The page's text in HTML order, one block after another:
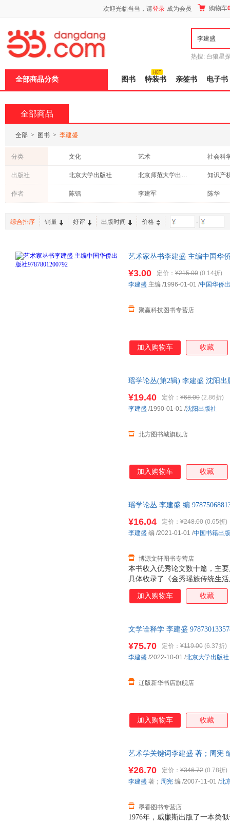
欢迎光临当当，请登录 成为会员 购物车
热搜: 白狼星
全部商品分类 图书 特装书 亲签书 电子书
全部商品
全部 > 图书 > 李建盛
分类 文化 艺术
社会科
哲学/宗教
教材
历史
农业/林
科普读
出版社 北京大学出版社 北京师范大学出版社
知识产
人民出版社
人民邮
天津科技翻译出版社
经济科学出版社
电子工
作者 陈镭 李建军
陈华
综合排序
销量 好评 出版时间 价格 -
艺术家丛书李建盛 主编中国华
¥3.00 定价： ¥215.00 (0.14折)
聚赢科技图书专营店
李建盛 主编 /1996-01-01 /中国华侨
加入购物车 收藏
瑶学论丛(第2辑) 李建盛 沈阳
¥19.40 定价： ¥68.00 (2.86折)
北方图书城旗舰店
李建盛 /1990-01-01 /沈阳出版社
加入购物车 收藏
瑶学论丛 李建盛 编
本书收入优秀论文数十篇，主
具体收录了《金秀瑶族传统生
资源，准确定位，把潇贺古道
带》《让当代的创新成为优秀
¥16.04 定价： ¥248.00 (0.65折)
博源文轩图书专营店
李建盛 编 /2021-01-01 /中国书籍出
加入购物车 收藏
文学诠释学 李建盛
¥75.70 定价： ¥119.00 (6.37折)
辽版新华书店旗舰店
李建盛 /2022-10-01 /北京大学出版社
加入购物车 收藏
艺术学关键词李建盛 著；周宪
1976年，威廉斯出版了一本类
¥26.70 定价： ¥346.72 (0.78折)
墨香图书专营店
李建盛 著； 周宪 编 /2007-11-01 /北
页
加